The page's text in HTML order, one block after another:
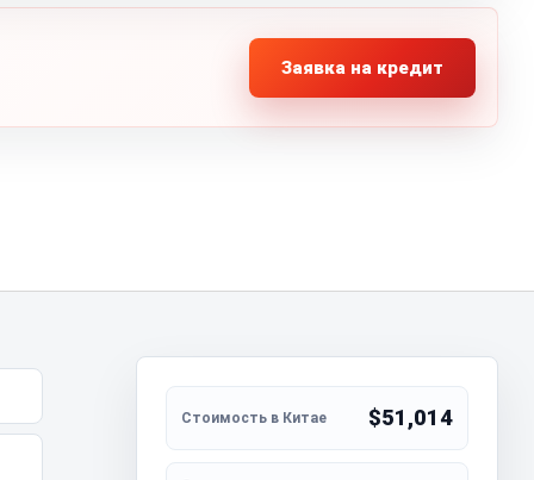
Заявка на кредит
$51,014